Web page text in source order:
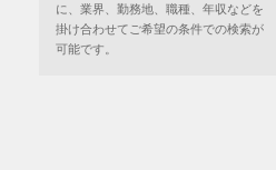
に、業界、勤務地、職種、年収などを
掛け合わせてご希望の条件での検索が
可能です。